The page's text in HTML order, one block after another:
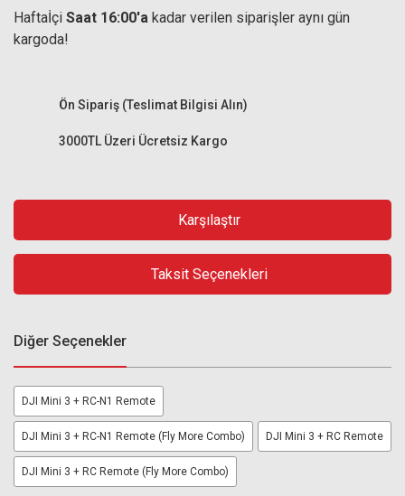
Haftaİçi Saat 16:00'a kadar verilen siparişler aynı gün
kargoda!
3000TL Üzeri Ücretsiz Kargo
Ön Sipariş (Teslimat Bilgisi Alın)
Karşılaştır
Taksit Seçenekleri
Diğer Seçenekler
DJI Mini 3 + RC-N1 Remote
DJI Mini 3 + RC-N1 Remote (Fly More Combo) DJI Mini 3 + RC Remote
DJI Mini 3 + RC Remote (Fly More Combo)